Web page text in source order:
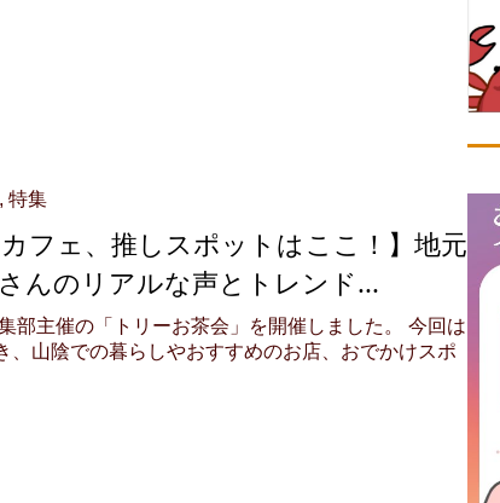
特集
カフェ、推しスポットはここ！】地元
んのリアルな声とトレンド...
部主催の「トリーお茶会」を開催しました。 今回は
、山陰での暮らしやおすすめのお店、おでかけスポ